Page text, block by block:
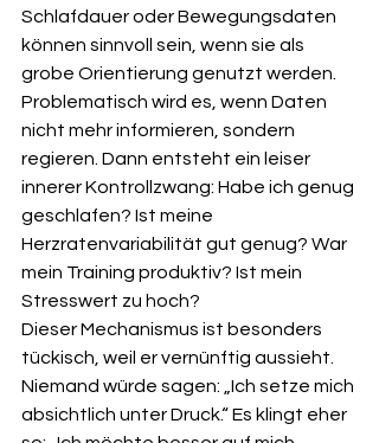
Schlafdauer oder Bewegungsdaten
können sinnvoll sein, wenn sie als
grobe Orientierung genutzt werden.
Problematisch wird es, wenn Daten
nicht mehr informieren, sondern
regieren. Dann entsteht ein leiser
innerer Kontrollzwang: Habe ich genug
geschlafen? Ist meine
Herzratenvariabilität gut genug? War
mein Training produktiv? Ist mein
Stresswert zu hoch?
Dieser Mechanismus ist besonders
tückisch, weil er vernünftig aussieht.
Niemand würde sagen: „Ich setze mich
absichtlich unter Druck.“ Es klingt eher